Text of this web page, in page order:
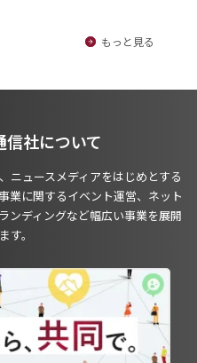
もっと見る
社について
ニュースメディアをはじめとする
業に関するイベント運営、ネット
ンディングなど幅広い事業を展開
す。